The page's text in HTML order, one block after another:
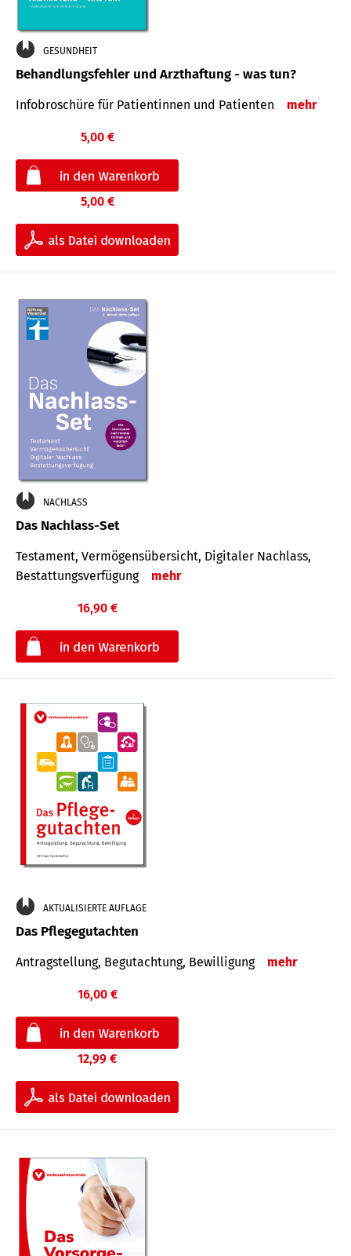
GESUNDHEIT
Behandlungsfehler und Arzthaftung - was tun?
Infobroschüre für Patientinnen und Patienten mehr
5,00 €
5,00 €
NACHLASS
Das Nachlass-Set
Testament, Vermögens­übersicht, Digitaler Nach­lass,
Bestat­tungs­ver­fügung
mehr
16,90 €
AKTUALISIERTE AUFLAGE
Das Pflegegutachten
Antragstellung, Begutachtung, Bewilligung mehr
16,00 €
12,99 €